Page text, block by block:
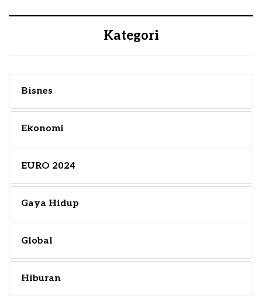
Kategori
Bisnes
Ekonomi
EURO 2024
Gaya Hidup
Global
Hiburan